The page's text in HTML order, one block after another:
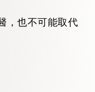
，也不可能取代